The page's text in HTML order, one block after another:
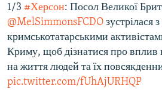
1/3 #Херсон: Посол Великої
@MelSimmonsFCDO зустрілася
кримськотатарськими
Криму, щоб дізнатися про вплив
на життя людей та їх
pic.twitter.com/fUhAjURHQP